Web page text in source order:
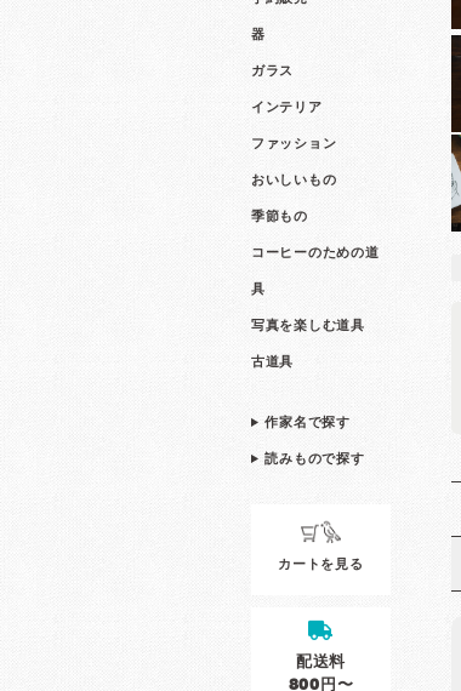
器
ガラス
インテリア
ファッション
おいしいもの
季節もの
コーヒーのための道
具
写真を楽しむ道具
古道具
作家名で探す
読みもので探す
カートを見る
配送料
800円〜